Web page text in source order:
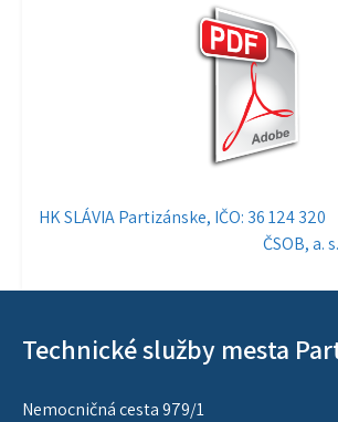
Navigácia
článku
HK SLÁVIA Partizánske, IČO: 36 124 320
ČSOB, a.
Technické služby mesta
Nemocničná cesta 979/1